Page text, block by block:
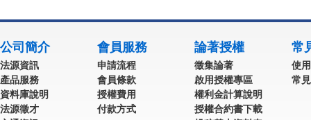
公司簡介
法源資訊
產品服務
資料庫說明
法源徵才
會員服務
申請流程
會員條款
授權費用
付款方式
論著授權
徵集論著
啟用授權專區
權利金計算說明
授權合約書下載
常
使
常